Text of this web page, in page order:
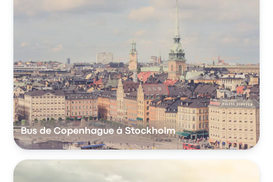
Bus de Copenhague à Stockholm